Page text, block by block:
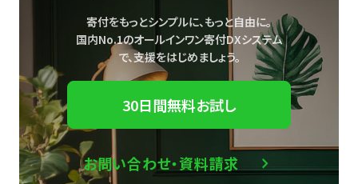
寄付をもっとシンプルに、もっと自由に。
国内No.1のオールインワン寄付DXシステム
で、支援をはじめましょう。
30日間無料お試し
お問い合わせ・資料請求